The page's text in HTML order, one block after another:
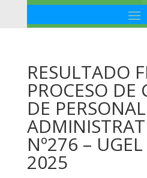
RESULTADO
PROCESO DE
DE PERSONAL
Nº276 –
2025